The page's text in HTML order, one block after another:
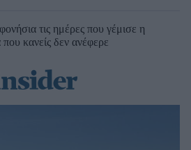
τις ημέρες που γέμισε η
κανείς δεν ανέφερε